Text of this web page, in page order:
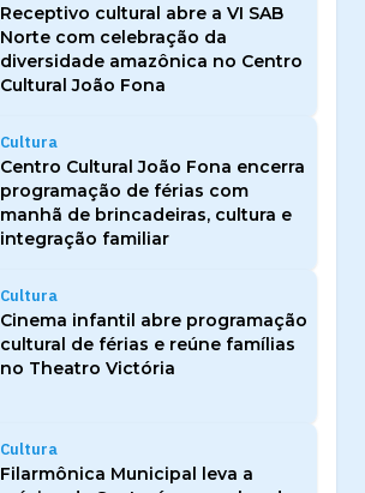
Receptivo cultural abre a VI SAB
Norte com celebração da
diversidade amazônica no Centro
Cultural João Fona
Cultura
Centro Cultural João Fona encerra
programação de férias com
manhã de brincadeiras, cultura e
integração familiar
Cultura
Cinema infantil abre programação
cultural de férias e reúne famílias
no Theatro Victória
Cultura
Filarmônica Municipal leva a